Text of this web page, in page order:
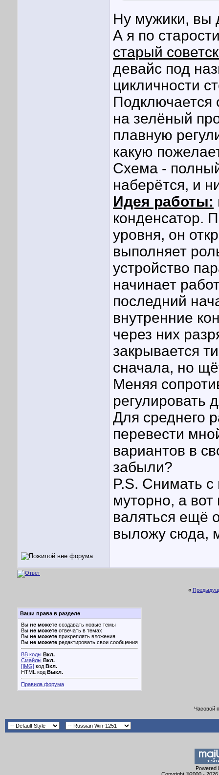
Ну мужики, вы
А я по
старый
девайс под
цикличности
Подключается
на зелёный
плавную
какую
Схема -
наберётся, и
Идея работы:
конденсатор.
уровня, он
выполняет
устройство
начинает
последний
внутренние
через них
закрывается
сначала, но
Меняя
регулировать
Для среднего
перевести
вариантов в
забыли?
P.S. Снимать
муторно, а
валяться ещё
выложу сюда,
«
Ваши права в разделе
Вы не можете создавать новые темы
Вы не можете отвечать в темах
Вы не можете прикреплять вложения
Вы не можете редактировать свои сообщения
BB коды Вкл.
Смайлы Вкл.
[IMG] код Вкл.
HTML код Выкл.
Правила форума
Часовой
Powered